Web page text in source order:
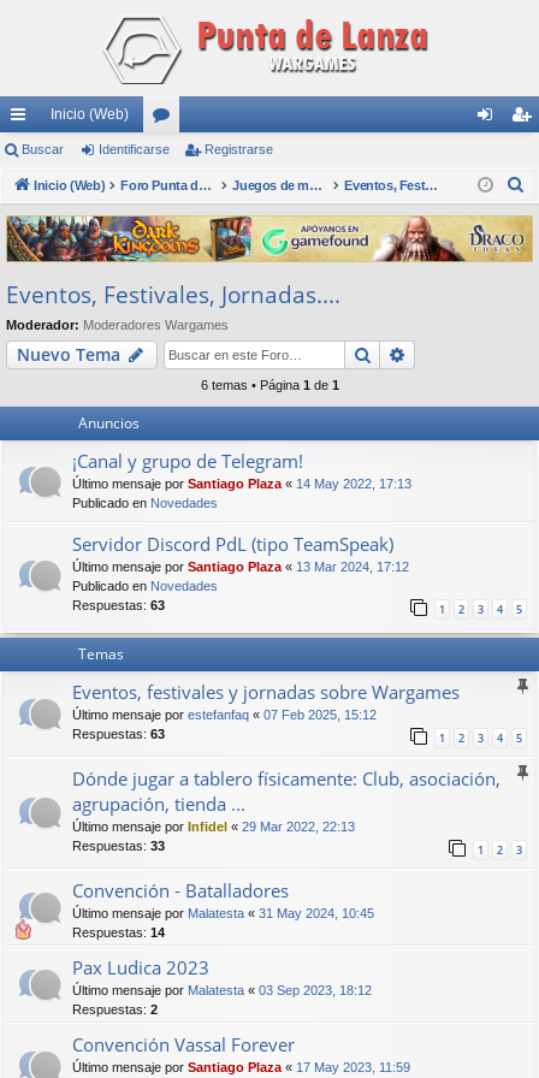
nl
ac
es
rá
pi
do
s
Inicio (Web)
or
os nti
fic
ar
ist
ra
rs
Buscar Identificarse Registrarse
Inicio (Web) Foro Punta de Lanza Wargames Juegos de mesa físicos y digitales Eventos, Festivales, Jornadas....
s
c
Eventos, Festivales, Jornadas....
Moderador: Moderadores Wargames
Nuevo Tema Buscar
6 temas • Página 1 de 1
Anuncios
¡Canal y grupo de Telegram!
Último mensaje por Santiago Plaza « 14 May 2022, 17:13
Publicado en Novedades
Servidor Discord PdL (tipo TeamSpeak)
Último mensaje por Santiago Plaza « 13 Mar 2024, 17:12
Publicado en Novedades
Respuestas: 63 1 2 3 4 5
Temas
Eventos, festivales y jornadas sobre Wargames
Último mensaje por estefanfaq « 07 Feb 2025, 15:12
Respuestas: 63 1 2 3 4 5
Dónde jugar a tablero físicamente: Club, asociación,
agrupación, tienda ...
Último mensaje por Infidel « 29 Mar 2022, 22:13
Respuestas: 33 1 2 3
Convención - Batalladores
Último mensaje por Malatesta « 31 May 2024, 10:45
Respuestas: 14
Pax Ludica 2023
Último mensaje por Malatesta « 03 Sep 2023, 18:12
Respuestas: 2
Convención Vassal Forever
Último mensaje por Santiago Plaza « 17 May 2023, 11:59